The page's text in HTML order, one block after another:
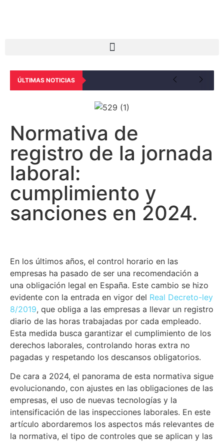
ÚLTIMAS NOTICIAS
Normativa de
registro de la jornada
laboral:
cumplimiento y
sanciones en 2024.
En los últimos años, el control horario en las
empresas ha pasado de ser una recomendación a
una obligación legal en España. Este cambio se hizo
evidente con la entrada en vigor del Real Decreto-ley
8/2019, que obliga a las empresas a llevar un registro
diario de las horas trabajadas por cada empleado.
Esta medida busca garantizar el cumplimiento de los
derechos laborales, controlando horas extra no
pagadas y respetando los descansos obligatorios.
De cara a 2024, el panorama de esta normativa sigue
evolucionando, con ajustes en las obligaciones de las
empresas, el uso de nuevas tecnologías y la
intensificación de las inspecciones laborales. En este
artículo abordaremos los aspectos más relevantes de
la normativa, el tipo de controles que se aplican y las